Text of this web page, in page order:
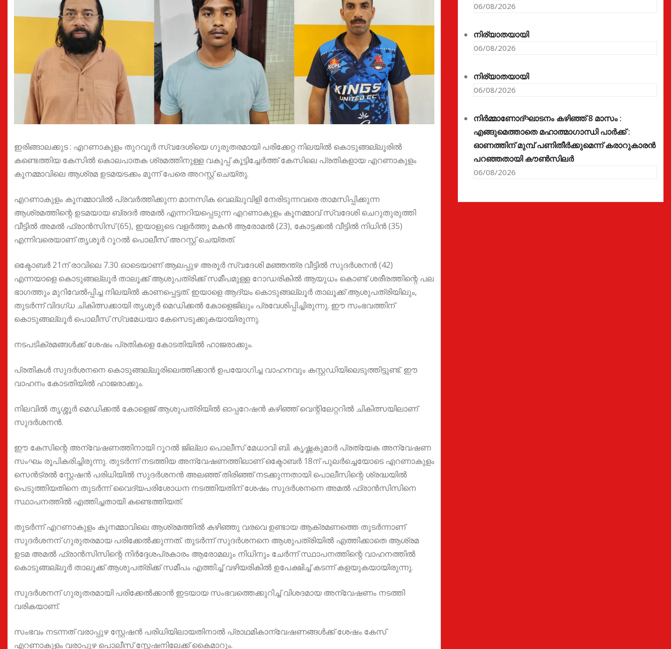
ഇരിങ്ങാലക്കുട : എറണാകുളം തുറവൂർ സ്വദേശിയെ ഗുരുതരമായി പരിക്കേറ്റ നിലയിൽ കൊടുങ്ങല്ലൂരിൽ
കണ്ടെത്തിയ കേസിൽ കൊലപാതക ശ്രമത്തിനുള്ള വകുപ്പ് കൂട്ടിച്ചേർത്ത് കേസിലെ പ്രതികളായ എറണാകുളം
കൂനമ്മാവിലെ ആശ്രമ ഉടമയടക്കം മൂന്ന് പേരെ അറസ്റ്റ് ചെയ്തു.
എറണാകുളം കൂനമ്മാവിൽ പ്രവർത്തിക്കുന്ന മാനസിക വെല്ലുവിളി നേരിടുന്നവരെ താമസിപ്പിക്കുന്ന
ആശ്രമത്തിന്റെ ഉടമയായ ബ്രദർ അമൽ എന്നറിയപ്പെടുന്ന എറണാകുളം കൂനമ്മാവ് സ്വദേശി ചെറുതുരുത്തി
വീട്ടിൽ അമൽ ഫ്രാൻസിസ് (65), ഇയാളുടെ വളർത്തു മകൻ ആരോമൽ (23), കോട്ടക്കൽ വീട്ടിൽ നിധിൻ (35)
എന്നിവരെയാണ് തൃശൂർ റൂറൽ പൊലീസ് അറസ്റ്റ് ചെയ്തത്.
ഒക്ടോബർ 21ന് രാവിലെ 7.30 ഓടെയാണ് ആലപ്പുഴ അരൂർ സ്വദേശി മഞ്ഞന്ത്ര വീട്ടിൽ സുദർശനൻ (42)
എന്നയാളെ കൊടുങ്ങല്ലൂർ താലൂക്ക് ആശുപത്രിക്ക് സമീപമുള്ള റോഡരികിൽ ആയുധം കൊണ്ട് ശരീരത്തിന്റെ പല
ഭാഗത്തും മുറിവേൽപ്പിച്ച നിലയിൽ കാണപ്പെട്ടത്. ഇയാളെ ആദ്യം കൊടുങ്ങല്ലൂർ താലൂക്ക് ആശുപത്രിയിലും,
തുടർന്ന് വിദഗ്ധ ചികിത്സക്കായി തൃശൂർ മെഡിക്കൽ കോളെജിലും പ്രവേശിപ്പിച്ചിരുന്നു. ഈ സംഭവത്തിന്
കൊടുങ്ങല്ലൂർ പൊലീസ് സ്വമേധയാ കേസെടുക്കുകയായിരുന്നു.
നടപടിക്രമങ്ങൾക്ക് ശേഷം പ്രതികളെ കോടതിയിൽ ഹാജരാക്കും.
പ്രതികൾ സുദർശനനെ കൊടുങ്ങല്ലൂരിലെത്തിക്കാൻ ഉപയോഗിച്ച വാഹനവും കസ്റ്റഡിയിലെടുത്തിട്ടുണ്ട്. ഈ
വാഹനം കോടതിയിൽ ഹാജരാക്കും.
നിലവിൽ തൃശ്ശൂർ മെഡിക്കൽ കോളെജ് ആശുപത്രിയിൽ ഓപ്പറേഷൻ കഴിഞ്ഞ് വെന്റിലേറ്ററിൽ ചികിത്സയിലാണ്
സുദർശനൻ.
ഈ കേസിന്റെ അന്വേഷണത്തിനായി റൂറൽ ജില്ലാ പൊലീസ് മേധാവി ബി. കൃഷ്ണകുമാർ പ്രത്യേക അന്വേഷണ
സംഘം രൂപികരിച്ചിരുന്നു. തുടർന്ന് നടത്തിയ അന്വേഷണത്തിലാണ് ഒക്ടോബർ 18ന് പുലർച്ചെയോടെ എറണാകുളം
സെൻട്രൽ സ്റ്റേഷൻ പരിധിയിൽ സുദർശനൻ അലഞ്ഞ് തിരിഞ്ഞ് നടക്കുന്നതായി പൊലീസിന്റെ ശ്രദ്ധയിൽ
പെടുത്തിയതിനെ തുടർന്ന് വൈദ്യപരിശോധന നടത്തിയതിന് ശേഷം സുദർശനനെ അമൽ ഫ്രാൻസിസിനെ
സ്ഥാപനത്തിൽ എത്തിച്ചതായി കണ്ടെത്തിയത്.
തുടർന്ന് എറണാകുളം കൂനമ്മാവിലെ ആശ്രമത്തിൽ കഴിഞ്ഞു വരവെ ഉണ്ടായ ആക്രമണത്തെ തുടർന്നാണ്
സുദർശനന് ഗുരുതരമായ പരിക്കേൽക്കുന്നത്. തുടർന്ന് സുദർശനനെ ആശുപത്രിയിൽ എത്തിക്കാതെ ആശ്രമ
ഉടമ അമൽ ഫ്രാൻസിസിന്റെ നിർദ്ദേശപ്രകാരം ആരോമലും നിധിനും ചേർന്ന് സ്ഥാപനത്തിന്റെ വാഹനത്തിൽ
കൊടുങ്ങല്ലൂർ താലൂക്ക് ആശുപത്രിക്ക് സമീപം എത്തിച്ച് വഴിയരികിൽ ഉപേക്ഷിച്ച് കടന്ന് കളയുകയായിരുന്നു.
സുദർശനന് ഗുരുതരമായി പരിക്കേൽക്കാൻ ഇടയായ സംഭവത്തെക്കുറിച്ച് വിശദമായ അന്വേഷണം നടത്തി
വരികയാണ്.
സംഭവം നടന്നത് വരാപ്പുഴ സ്റ്റേഷൻ പരിധിയിലായതിനാൽ പ്രാഥമികാന്വേഷണങ്ങൾക്ക് ശേഷം കേസ്
എറണാകുളം വരാപ്പുഴ പൊലീസ് സ്റ്റേഷനിലേക്ക് കൈമാറും.
06/08/2026
നിര്യാതയായി
06/08/2026
നിര്യാതയായി
06/08/2026
നിർമ്മാണോദ്ഘാടനം കഴിഞ്ഞ് 8 മാസം :
എങ്ങുമെത്താതെ മഹാത്മാഗാന്ധി പാർക്ക് :
ഓണത്തിന് മുമ്പ് പണിതീർക്കുമെന്ന് കരാറുകാരൻ
പറഞ്ഞതായി കൗൺസിലർ
06/08/2026